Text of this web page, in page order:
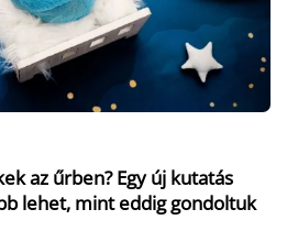
az űrben? Egy új kutatás
lehet, mint eddig gondoltuk